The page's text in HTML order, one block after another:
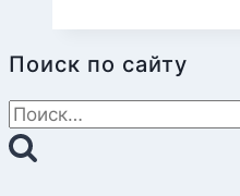
Поиск по сайту
Найти: